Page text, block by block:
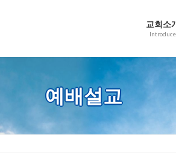
교회소
Introduce
예배설교